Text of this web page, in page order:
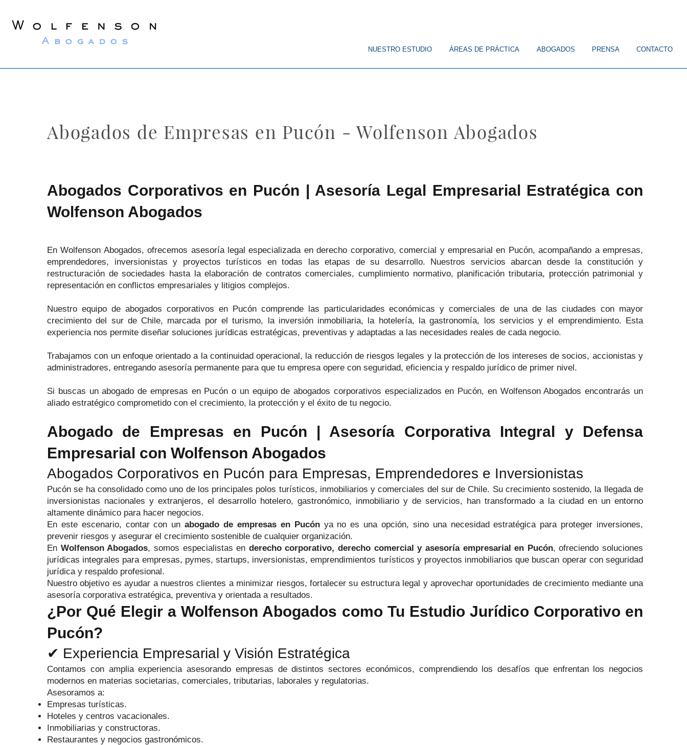
NUESTRO ESTUDIO ÁREAS DE PRÁCTICA ABOGADOS PRENSA CONTACTO
Abogados de Empresas en Pucón - Wolfenson Abogados
Abogados Corporativos en Pucón | Asesoría Legal Empresarial Estratégica con
Wolfenson Abogados
En Wolfenson Abogados, ofrecemos asesoría legal especializada en derecho corporativo, comercial y empresarial en Pucón, acompañando a empresas,
emprendedores, inversionistas y proyectos turísticos en todas las etapas de su desarrollo. Nuestros servicios abarcan desde la constitución y
restructuración de sociedades hasta la elaboración de contratos comerciales, cumplimiento normativo, planificación tributaria, protección patrimonial y
representación en conflictos empresariales y litigios complejos.
Nuestro equipo de abogados corporativos en Pucón comprende las particularidades económicas y comerciales de una de las ciudades con mayor
crecimiento del sur de Chile, marcada por el turismo, la inversión inmobiliaria, la hotelería, la gastronomía, los servicios y el emprendimiento. Esta
experiencia nos permite diseñar soluciones jurídicas estratégicas, preventivas y adaptadas a las necesidades reales de cada negocio.
Trabajamos con un enfoque orientado a la continuidad operacional, la reducción de riesgos legales y la protección de los intereses de socios, accionistas y
administradores, entregando asesoría permanente para que tu empresa opere con seguridad, eficiencia y respaldo jurídico de primer nivel.
Si buscas un abogado de empresas en Pucón o un equipo de abogados corporativos especializados en Pucón, en Wolfenson Abogados encontrarás un
aliado estratégico comprometido con el crecimiento, la protección y el éxito de tu negocio.
Abogado de Empresas en Pucón | Asesoría Corporativa Integral y Defensa
Empresarial con Wolfenson Abogados
Abogados Corporativos en Pucón para Empresas, Emprendedores e Inversionistas
Pucón se ha consolidado como uno de los principales polos turísticos, inmobiliarios y comerciales del sur de Chile. Su crecimiento sostenido, la llegada de
inversionistas nacionales y extranjeros, el desarrollo hotelero, gastronómico, inmobiliario y de servicios, han transformado a la ciudad en un entorno
altamente dinámico para hacer negocios.
En este escenario, contar con unabogado de empresas en Pucónya no es una opción, sino una necesidad estratégica para proteger inversiones,
prevenir riesgos y asegurar el crecimiento sostenible de cualquier organización.
En Wolfenson Abogados, somos especialistas en derecho corporativo, derecho comercial y asesoría empresarial en Pucón, ofreciendo soluciones
jurídicas integrales para empresas, pymes, startups, inversionistas, emprendimientos turísticos y proyectos inmobiliarios que buscan operar con seguridad
jurídica y respaldo profesional.
Nuestro objetivo es ayudar a nuestros clientes a minimizar riesgos, fortalecer su estructura legal y aprovechar oportunidades de crecimiento mediante una
asesoría corporativa estratégica, preventiva y orientada a resultados.
¿Por Qué Elegir a Wolfenson Abogados como Tu Estudio Jurídico Corporativo en
Pucón?
✔ Experiencia Empresarial y Visión Estratégica
Contamos con amplia experiencia asesorando empresas de distintos sectores económicos, comprendiendo los desafíos que enfrentan los negocios
modernos en materias societarias, comerciales, tributarias, laborales y regulatorias.
Asesoramos a:
Empresas turísticas.
Hoteles y centros vacacionales.
Inmobiliarias y constructoras.
Restaurantes y negocios gastronómicos.
Wolfenson